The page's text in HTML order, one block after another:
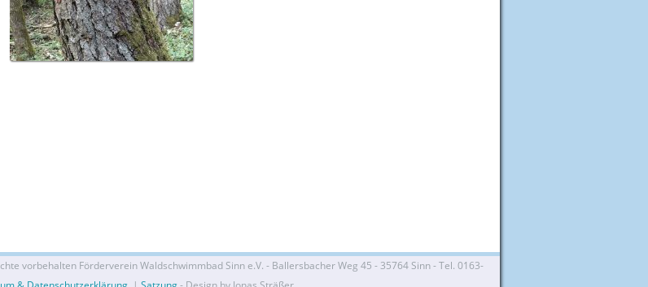
vorbehalten Förderverein Waldschwimmbad Sinn e.V. - Ballersbacher Weg 45 - 35764 Sinn - Tel. 0163-